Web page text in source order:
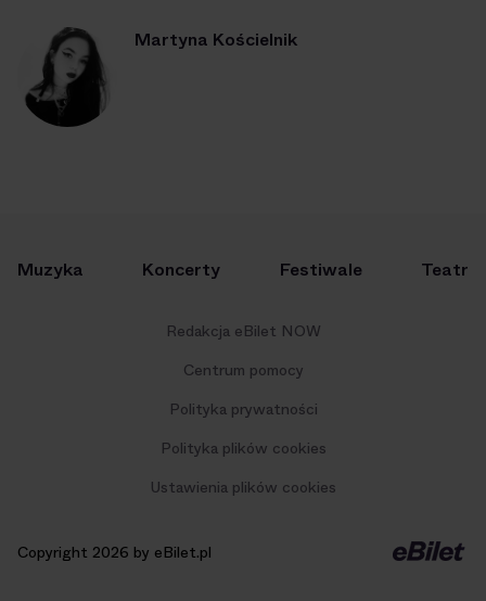
Martyna Kościelnik
Muzyka Koncerty Festiwale Teatr
Redakcja eBilet NOW
Centrum pomocy
Polityka prywatności
Polityka plików cookies
Ustawienia plików cookies
Copyright 2026 by eBilet.pl